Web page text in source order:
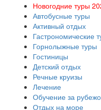
Новогодние туры
Автобусные туры
Активный отдых
Гастрономические
Горнолыжные туры
Гостиницы
Детский отдых
Речные круизы
Лечение
Обучение за
Отдых на море